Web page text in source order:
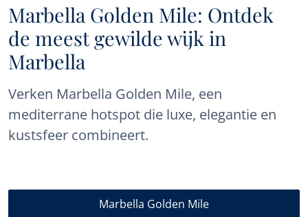
Marbella Golden Mile: Ontdek
de meest gewilde wijk in
Marbella
Verken Marbella Golden Mile, een
mediterrane hotspot die luxe, elegantie en
kustsfeer combineert.
Marbella Golden Mile